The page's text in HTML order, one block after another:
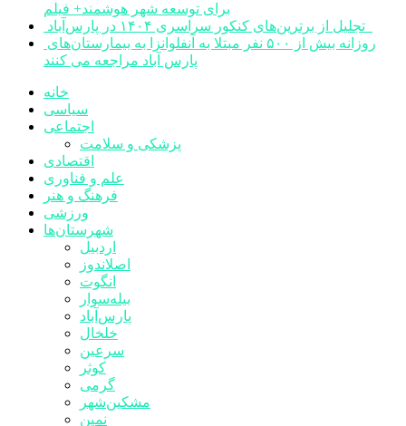
برای توسعه شهر هوشمند+ فیلم
پارس آباد مراجعه می کنند
خانه
سیاسی
اجتماعی
پزشکی و سلامت
اقتصادی
علم و فناوری
فرهنگ و هنر
ورزشی
شهرستان‌ها
اردبیل
اصلاندوز
انگوت
بیله‌سوار
پارس‌آباد
خلخال
سرعین
کوثر
گرمی
مشکین‌شهر
نمین